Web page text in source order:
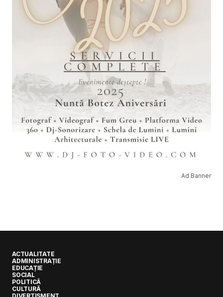
Ad Banner
ACTUALITATE
ADMINISTRAȚIE
EDUCAȚIE
SOCIAL
POLITICĂ
CULTURĂ